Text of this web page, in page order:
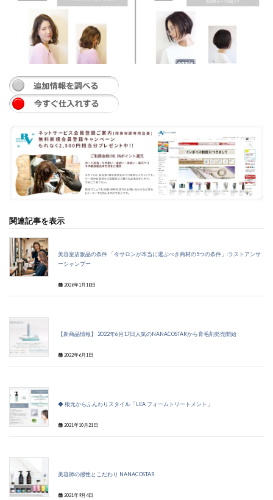
関連記事を表示
美容室店販品の条件 「今サロンが本当に選ぶべき商材の5つの条件」:ラストアンサ
ーシャンプー
2026年1月18日
【新商品情報】 2022年6月17日人気のNANACOSTARから育毛剤発売開始
2022年6月1日
◆ 根元からふんわりスタイル「LEA フォームトリートメント」
2021年10月21日
美容師の感性とこだわり NANACOSTAR
2021年9月4日